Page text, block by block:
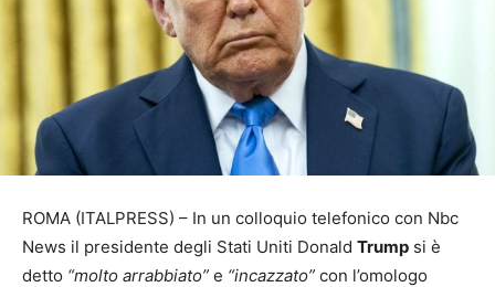
ROMA (ITALPRESS) – In un colloquio telefonico con Nbc
News il presidente degli Stati Uniti Donald Trump si è
detto “molto arrabbiato” e “incazzato” con l’omologo